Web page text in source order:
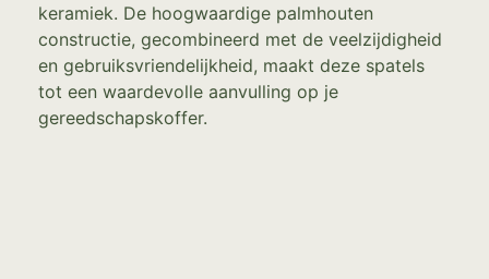
keramiek. De hoogwaardige palmhouten
constructie, gecombineerd met de veelzijdigheid
en gebruiksvriendelijkheid, maakt deze spatels
tot een waardevolle aanvulling op je
gereedschapskoffer.